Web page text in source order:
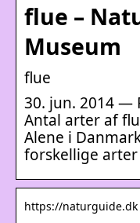
flue –
Museum
flue
30. jun. 2014 —
Antal arter af
Alene i
forskellige
https://naturguide.dk